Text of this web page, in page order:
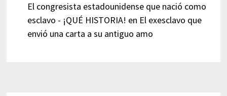
El congresista estadounidense que nació como
esclavo - ¡QUÉ HISTORIA! en El exesclavo que
envió una carta a su antiguo amo